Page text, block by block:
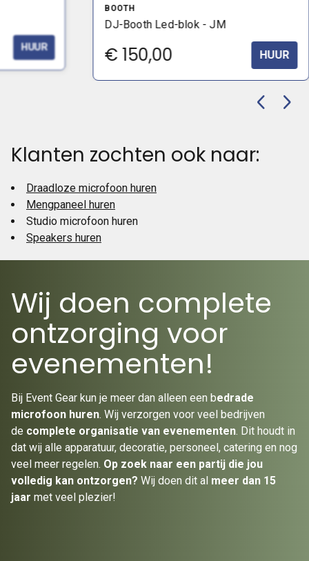
HUUR
BOOTH
DJ-Booth Led-blok - JM
€150,00 HUUR
Klanten zochten ook naar:
Draadloze microfoon huren
Mengpaneel huren
Studio microfoon huren
Speakers huren
Wij doen complete
ontzorging voor
evenementen!
Bij Event Gear kun je meer dan alleen een bedrade
microfoon huren. Wij verzorgen voor veel bedrijven
de complete organisatie van evenementen. Dit houdt in
dat wij alle apparatuur, decoratie, personeel, catering en nog
veel meer regelen. Op zoek naar een partij die jou
volledig kan ontzorgen? Wij doen dit al meer dan 15
jaar met veel plezier!